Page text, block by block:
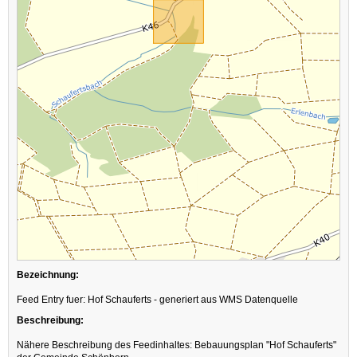
Bezeichnung:
Feed Entry fuer: Hof Schauferts - generiert aus WMS Datenquelle
Beschreibung:
Nähere Beschreibung des Feedinhaltes: Bebauungsplan "Hof Schauferts"